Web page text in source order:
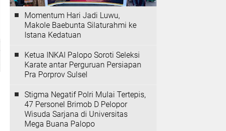
Momentum Hari Jadi Luwu,
Makole Baebunta Silaturahmi ke
Istana Kedatuan
Ketua INKAI Palopo Soroti Seleksi
Karate antar Perguruan Persiapan
Pra Porprov Sulsel
Stigma Negatif Polri Mulai Tertepis,
47 Personel Brimob D Pelopor
Wisuda Sarjana di Universitas
Mega Buana Palopo